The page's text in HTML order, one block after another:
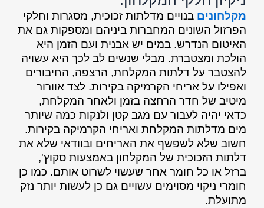
מקלחונים בנויים מדלתות זכוכית, מסגרות וחלקי
הפרזול השונים המחברות ביניהם ומספקות גם את
האיטום הנדרש. במים יש אבנית ועם הזמן היא
הולכת ומצטברת. מבלי שנשים לב לכך היא עשויה
להצטבר על דלתות המקלחת, הרצפה, החיבורים
ואפילו על אריחי הקרמיקה בקירות. לצד אוורור
מיטיב של חדר הרחצה בזמן ולאחר המקלחת,
כדאי יהיה לעבור עם מגב קטן ולנקות כמה שיותר
מים מדלתות המקלחת ואריחי הקרמיקה בקירות.
חשוב שלא לשפשף את האריחים ובוודאי שלא את
דלתות הזכוכית של המקלחון באמצעות סקוץ',
ברזל או כל חומר אחר שעשוי לשרוט אותם. כמו כן
חומרי ניקוי מסוימים עשויים גם כן לעשות יותר נזק
מתועלת.